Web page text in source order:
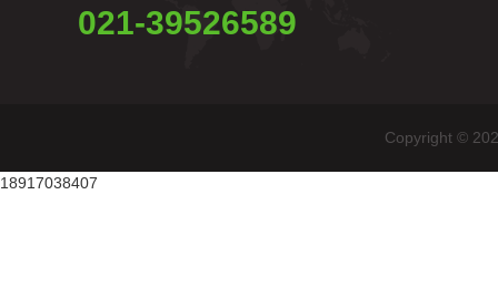
021-39526589
Copyright ©
18917038407